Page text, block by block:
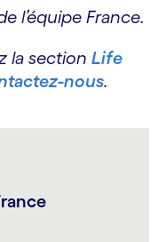
l’équipe France.
la section Life
nous.